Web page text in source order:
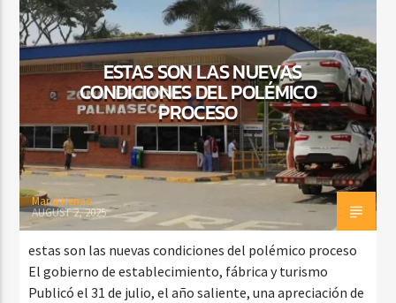
ESTAS SON LAS NUEVAS
CONDICIONES DEL POLÉMICO
PROCESO
Maria Henao
AUGUST 2, 2025
estas son las nuevas condiciones del polémico proceso
El gobierno de establecimiento, fábrica y turismo
Publicó el 31 de julio, el año saliente, una apreciación de